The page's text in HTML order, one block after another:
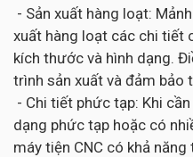
- Sản xuất hàng loạt:
xuất hàng loạt các chi tiết
kích thước và hình dạng.
trình sản xuất và đảm bảo
- Chi tiết phức tạp: Khi
dạng phức tạp hoặc có
máy tiện CNC có khả